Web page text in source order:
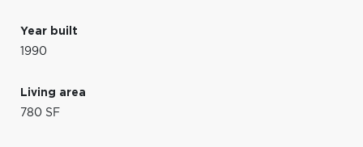
Year built
1990
Living area
780 SF